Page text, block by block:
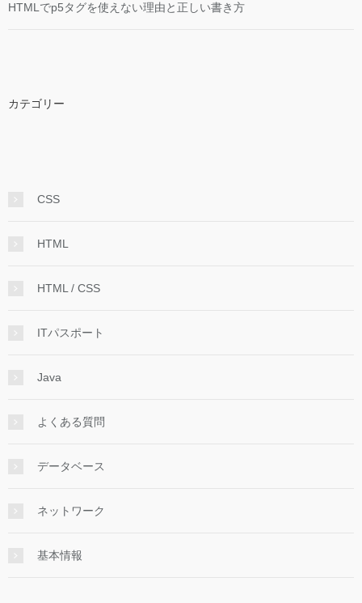
HTMLでp5タグを使えない理由と正しい書き方
カテゴリー
CSS
HTML
HTML / CSS
ITパスポート
Java
よくある質問
データベース
ネットワーク
基本情報